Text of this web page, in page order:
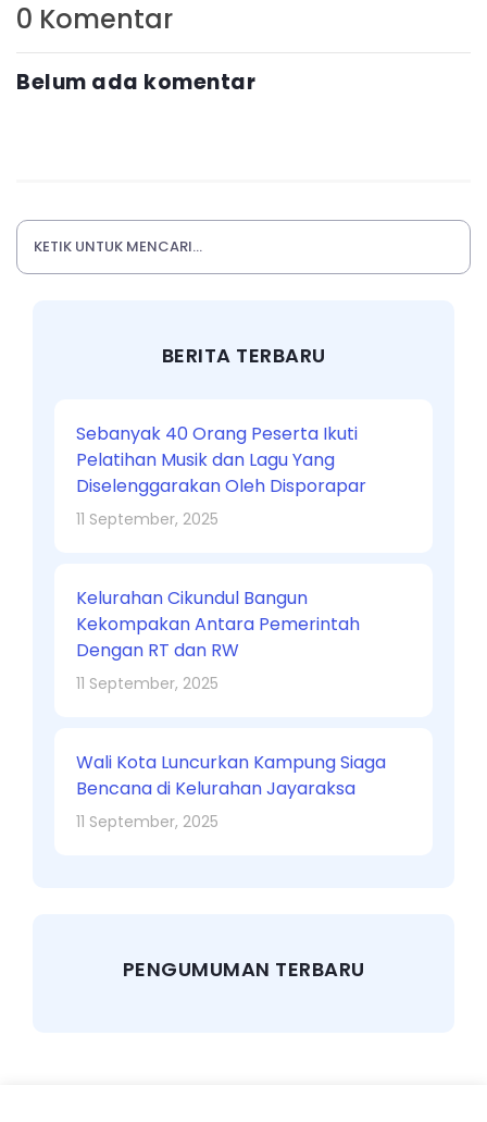
0 Komentar
Belum ada komentar
BERITA TERBARU
Sebanyak 40 Orang Peserta Ikuti
Pelatihan Musik dan Lagu Yang
Diselenggarakan Oleh Disporapar
11 September, 2025
Kelurahan Cikundul Bangun
Kekompakan Antara Pemerintah
Dengan RT dan RW
11 September, 2025
Wali Kota Luncurkan Kampung Siaga
Bencana di Kelurahan Jayaraksa
11 September, 2025
PENGUMUMAN TERBARU